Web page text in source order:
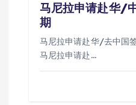
马尼拉申请赴华/
期
马尼拉申请赴华/去中国
马尼拉申请赴…